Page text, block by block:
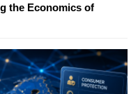
the Economics of